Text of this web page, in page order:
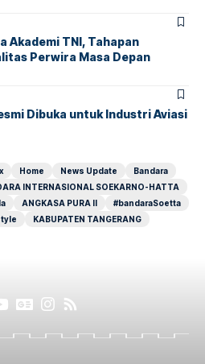
Akademi TNI, Tahapan
Perwira Masa Depan
Dibuka untuk Industri Aviasi
Home News Update
Bandara
INTERNASIONAL SOEKARNO-HATTA
ANGKASA PURA II
#bandaraSoetta
KABUPATEN TANGERANG